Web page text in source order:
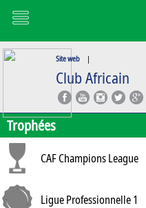
Site web |
Club Africain
Trophées
CAF Champions League
Ligue Professionnelle 1